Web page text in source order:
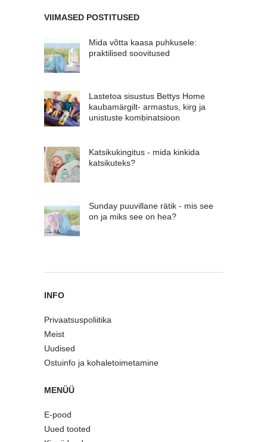
VIIMASED POSTITUSED
Mida võtta kaasa puhkusele:
praktilised soovitused
Lastetoa sisustus Bettys Home
kaubamärgilt- armastus, kirg ja
unistuste kombinatsioon
Katsikukingitus - mida kinkida
katsikuteks?
Sunday puuvillane rätik - mis see
on ja miks see on hea?
INFO
Privaatsuspoliitika
Meist
Uudised
Ostuinfo ja kohaletoimetamine
MENÜÜ
E-pood
Uued tooted